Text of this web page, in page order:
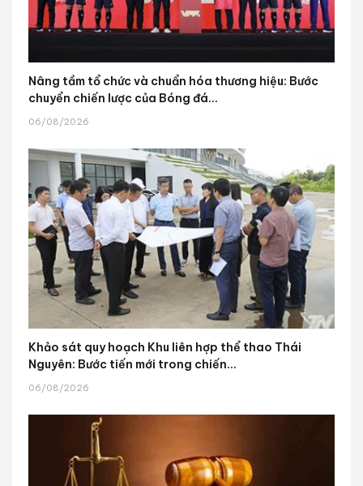
Nâng tầm tổ chức và chuẩn hóa thương hiệu: Bước
chuyển chiến lược của Bóng đá...
06/08/2026
Khảo sát quy hoạch Khu liên hợp thể thao Thái
Nguyên: Bước tiến mới trong chiến...
06/08/2026